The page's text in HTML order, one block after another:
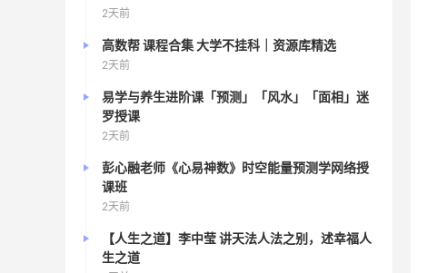
2天前
高数帮 课程合集 大学不挂科｜资源库精选
2天前
易学与养生进阶课「预测」「风水」「面相」迷
罗授课
2天前
彭心融老师《心易神数》时空能量预测学网络授
课班
2天前
【人生之道】李中莹 讲天法人法之别，述幸福人
生之道